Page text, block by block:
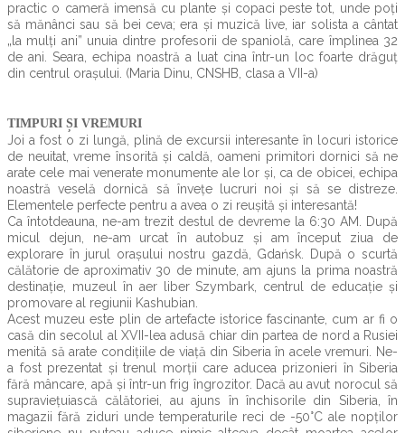
practic o cameră imensă cu plante și copaci peste tot, unde poți
să mănânci sau să bei ceva; era și muzică live, iar solista a cântat
„la mulți ani” unuia dintre profesorii de spaniolă, care împlinea 32
de ani. Seara, echipa noastră a luat cina într-un loc foarte drăguț
din centrul orașului. (Maria Dinu, CNSHB, clasa a VII-a)
TIMPURI ȘI VREMURI
Joi a fost o zi lungă, plină de excursii interesante în locuri istorice
de neuitat, vreme însorită și caldă, oameni primitori dornici să ne
arate cele mai venerate monumente ale lor și, ca de obicei, echipa
noastră veselă dornică să învețe lucruri noi și să se distreze.
Elementele perfecte pentru a avea o zi reușită și interesantă!
Ca întotdeauna, ne-am trezit destul de devreme la 6:30 AM. După
micul dejun, ne-am urcat în autobuz și am început ziua de
explorare în jurul orașului nostru gazdă, Gdańsk. După o scurtă
călătorie de aproximativ 30 de minute, am ajuns la prima noastră
destinație, muzeul în aer liber Szymbark, centrul de educație și
promovare al regiunii Kashubian.
Acest muzeu este plin de artefacte istorice fascinante, cum ar fi o
casă din secolul al XVII-lea adusă chiar din partea de nord a Rusiei
menită să arate condițiile de viață din Siberia în acele vremuri. Ne-
a fost prezentat și trenul morții care aducea prizonieri în Siberia
fără mâncare, apă și într-un frig îngrozitor. Dacă au avut norocul să
supraviețuiască călătoriei, au ajuns în închisorile din Siberia, în
magazii fără ziduri unde temperaturile reci de -50°C ale nopților